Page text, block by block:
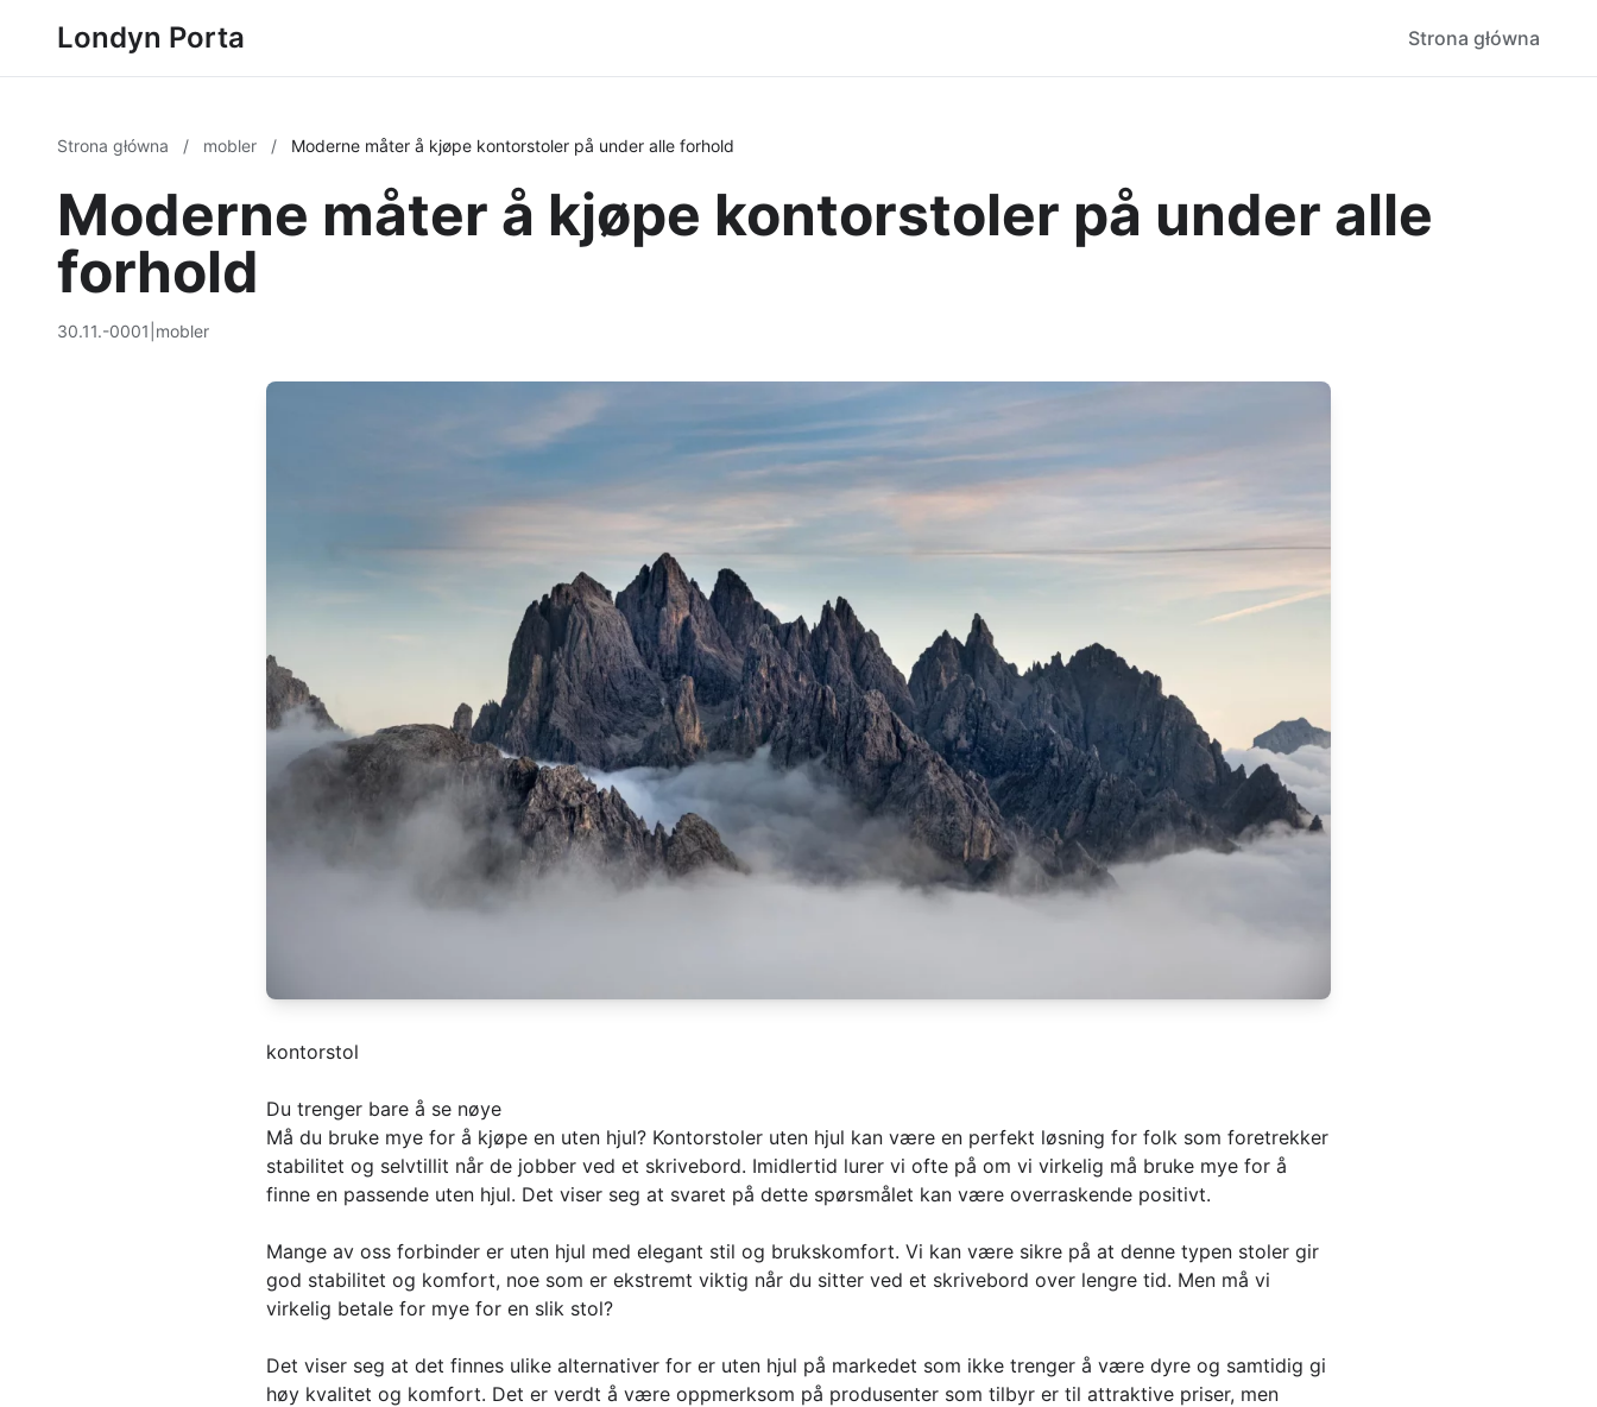
Londyn Porta Strona główna
Strona główna / mobler / Moderne måter å kjøpe kontorstoler på under alle forhold
Moderne måter å kjøpe kontorstoler på under alle
forhold
30.11.-0001 mobler
kontorstol
Du trenger bare å se nøye
Må du bruke mye for å kjøpe en uten hjul? Kontorstoler uten hjul kan være en perfekt løsning for folk som foretrekker
stabilitet og selvtillit når de jobber ved et skrivebord. Imidlertid lurer vi ofte på om vi virkelig må bruke mye for å
finne en passende uten hjul. Det viser seg at svaret på dette spørsmålet kan være overraskende positivt.
Mange av oss forbinder er uten hjul med elegant stil og brukskomfort. Vi kan være sikre på at denne typen stoler gir
god stabilitet og komfort, noe som er ekstremt viktig når du sitter ved et skrivebord over lengre tid. Men må vi
virkelig betale for mye for en slik stol?
Det viser seg at det finnes ulike alternativer for er uten hjul på markedet som ikke trenger å være dyre og samtidig gi
høy kvalitet og komfort. Det er verdt å være oppmerksom på produsenter som tilbyr er til attraktive priser, men